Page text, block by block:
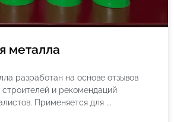
металла
разработан на основе отзывов
и рекомендаций
Применяется для